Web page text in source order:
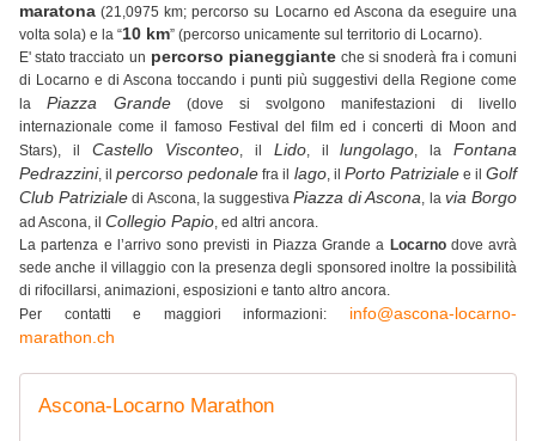
maratona (21,0975 km; percorso su Locarno ed Ascona da eseguire una
volta sola) e la “10 km” (percorso unicamente sul territorio di Locarno).
E' stato tracciato un percorso pianeggianteche si snoderà fra i comuni
di Locarno e di Ascona toccando i punti più suggestivi della Regione come
la Piazza Grande (dove si svolgono manifestazioni di livello
internazionale come il famoso Festival del film ed i concerti di Moon and
Stars), il Castello Visconteo, il Lido, illungolago, laFontana
Pedrazzini, ilpercorso pedonale fra il lago, il Porto Patrizialee ilGolf
Club Patriziale di Ascona, la suggestivaPiazza di Ascona, la via Borgo
ad Ascona, il Collegio Papio, ed altri ancora.
La partenza e l’arrivo sono previsti in Piazza Grande a Locarno dove avrà
sede anche il villaggio con la presenza degli sponsored inoltre la possibilità
di rifocillarsi, animazioni, esposizioni e tanto altro ancora.
Per contatti e maggiori informazioni: info@ascona-locarno-
marathon.ch
Ascona-Locarno Marathon